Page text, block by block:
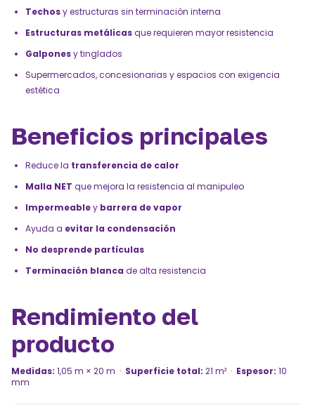
Techosy estructuras sin terminación interna
Estructuras metálicasque requieren mayor resistencia
Galponesy tinglados
Supermercados, concesionarias y espacios con exigencia
estética
Beneficios principales
Reduce la transferencia de calor
Malla NET que mejora la resistencia al manipuleo
Impermeabley barrera de vapor
Ayuda a evitar la condensación
No desprende partículas
Terminación blanca de alta resistencia
Rendimiento del
producto
Medidas: 1,05 m × 20 m · Superficie total: 21 m² · Espesor: 10
mm